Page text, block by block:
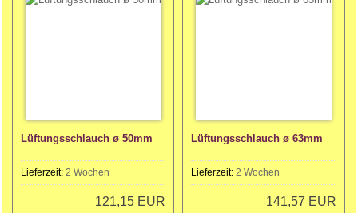
Lüftungsschlauch ø 50mm
Lieferzeit: 2 Wochen
121,15 EUR
Lüftungsschlauch ø 63mm
Lieferzeit:2 Wochen
141,57 EUR